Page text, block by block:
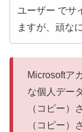
ユーザー でサ
ますが、頑な
Microsoftア
な個人デー
（コピー）
（コピー